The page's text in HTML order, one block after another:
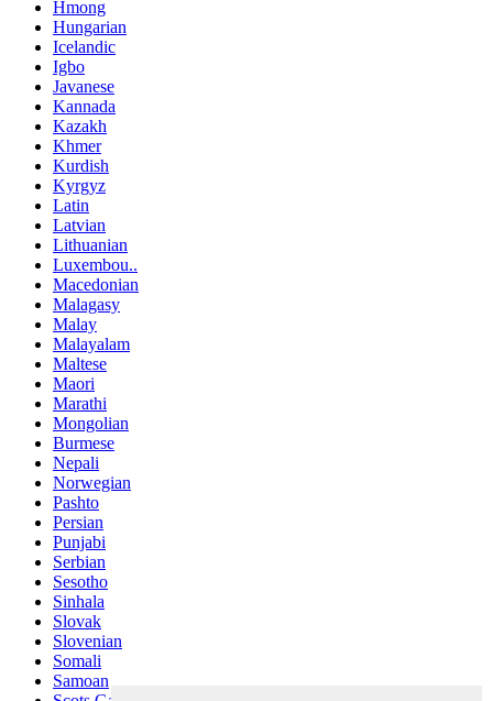
Hmong
Hungarian
Icelandic
Igbo
Javanese
Kannada
Kazakh
Khmer
Kurdish
Kyrgyz
Latin
Latvian
Lithuanian
Luxembou..
Macedonian
Malagasy
Malay
Malayalam
Maltese
Maori
Marathi
Mongolian
Burmese
Nepali
Norwegian
Pashto
Persian
Punjabi
Serbian
Sesotho
Sinhala
Slovak
Slovenian
Somali
Samoan